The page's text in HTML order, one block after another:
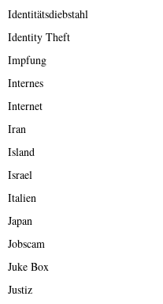
Identitätsdiebstahl
Identity Theft
Impfung
Internes
Internet
Iran
Island
Israel
Italien
Japan
Jobscam
Juke Box
Justiz